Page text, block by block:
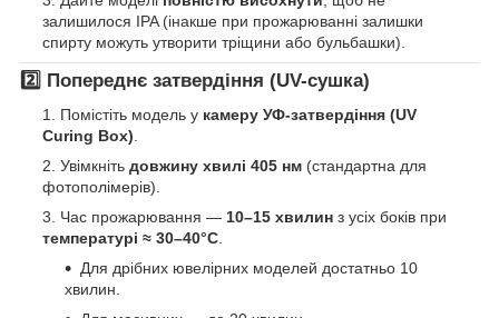
залишилося IPA (інакше при прожарюванні залишки
спирту можуть утворити тріщини або бульбашки).
2️⃣ Попереднє затвердіння (UV-сушка)
Помістіть модель у камеру УФ-затвердіння (UV
Curing Box)
Увімкніть довжину хвилі 405 нм (стандартна для
фотополімерів).
Час прожарювання — 10–15 хвилин з усіх боків при
температурі ≈ 30–40°C
Для дрібних ювелірних моделей достатньо 10
хвилин.